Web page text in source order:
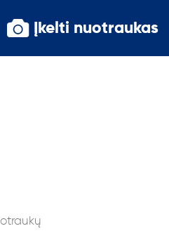
Įkelti nuotraukas